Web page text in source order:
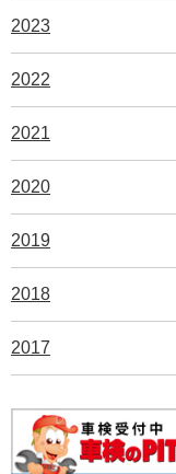
2023
2022
2021
2020
2019
2018
2017